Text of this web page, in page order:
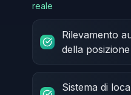
reale
Rilevamento
della
Sistema di